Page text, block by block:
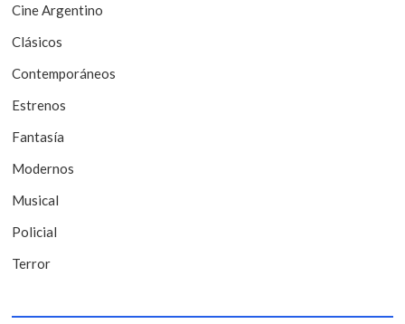
e
e
n
t
r
a
d
a
s
Cine Argentino
Clásicos
Contemporáneos
Estrenos
Fantasía
Modernos
Musical
Policial
Terror